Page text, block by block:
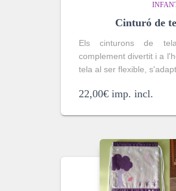
Cinturó de
Els cinturons de
complement divertit i a
tela al ser flexible,
22,00€ imp. incl.